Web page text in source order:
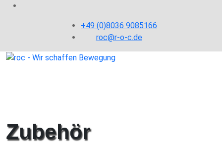
+49 (0)8036 9085166
roc@r-o-c.de
Zubehör